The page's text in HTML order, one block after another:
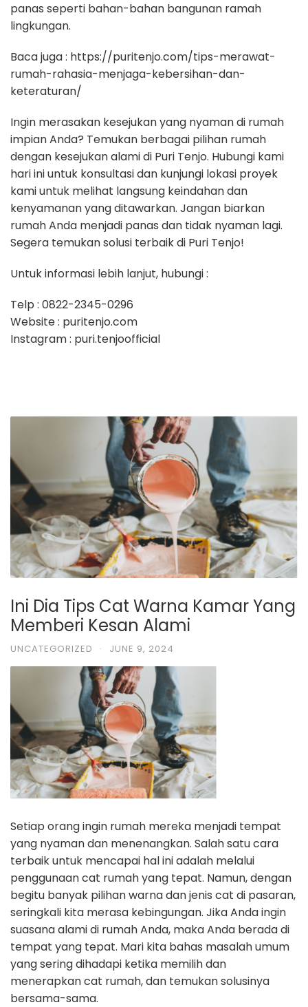
panas seperti bahan-bahan bangunan ramah
lingkungan.
Baca juga : https://puritenjo.com/tips-merawat-
rumah-rahasia-menjaga-kebersihan-dan-
keteraturan/
Ingin merasakan kesejukan yang nyaman di rumah
impian Anda? Temukan berbagai pilihan rumah
dengan kesejukan alami di Puri Tenjo. Hubungi kami
hari ini untuk konsultasi dan kunjungi lokasi proyek
kami untuk melihat langsung keindahan dan
kenyamanan yang ditawarkan. Jangan biarkan
rumah Anda menjadi panas dan tidak nyaman lagi.
Segera temukan solusi terbaik di Puri Tenjo!
Untuk informasi lebih lanjut, hubungi :
Telp ​: 0822-2345-0296
Website ​: puritenjo.com
Instagram ​: puri.tenjoofficial
Ini Dia Tips Cat Warna Kamar Yang
Memberi Kesan Alami
UNCATEGORIZED · JUNE 9, 2024
Setiap orang ingin rumah mereka menjadi tempat
yang nyaman dan menenangkan. Salah satu cara
terbaik untuk mencapai hal ini adalah melalui
penggunaan cat rumah yang tepat. Namun, dengan
begitu banyak pilihan warna dan jenis cat di pasaran,
seringkali kita merasa kebingungan. Jika Anda ingin
suasana alami di rumah Anda, maka Anda berada di
tempat yang tepat. Mari kita bahas masalah umum
yang sering dihadapi ketika memilih dan
menerapkan cat rumah, dan temukan solusinya
bersama-sama.